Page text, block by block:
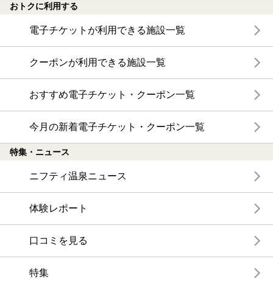
おトクに利用する
電子チケットが利用できる施設一覧
クーポンが利用できる施設一覧
おすすめ電子チケット・クーポン一覧
今月の新着電子チケット・クーポン一覧
特集・ニュース
ニフティ温泉ニュース
体験レポート
口コミを見る
特集